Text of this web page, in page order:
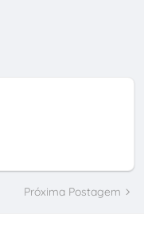
Próxima Postagem